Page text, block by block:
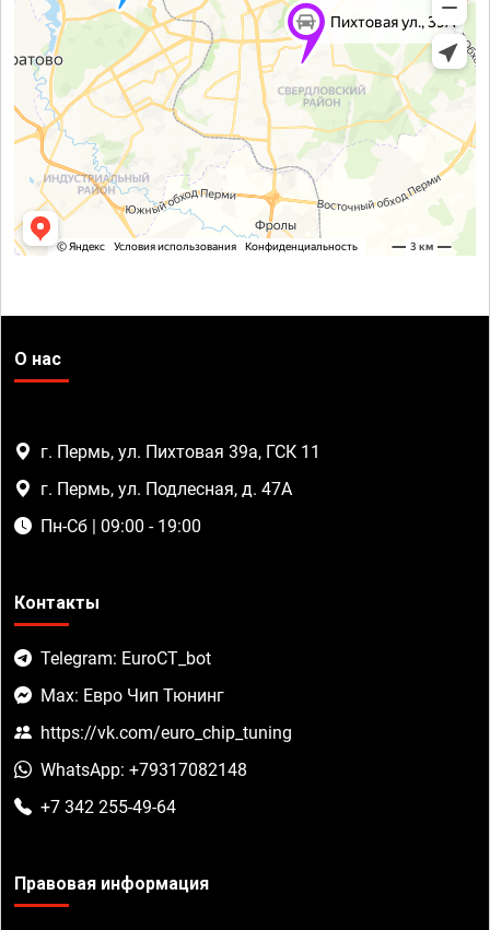
О нас
г. Пермь, ул. Пихтовая 39а, ГСК 11
г. Пермь, ул. Подлесная, д. 47А
Пн-Сб | 09:00 - 19:00
Контакты
Telegram: EuroCT_bot
Max: Евро Чип Тюнинг
https://vk.com/euro_chip_tuning
WhatsApp: +79317082148
+7 342 255-49-64
Правовая информация